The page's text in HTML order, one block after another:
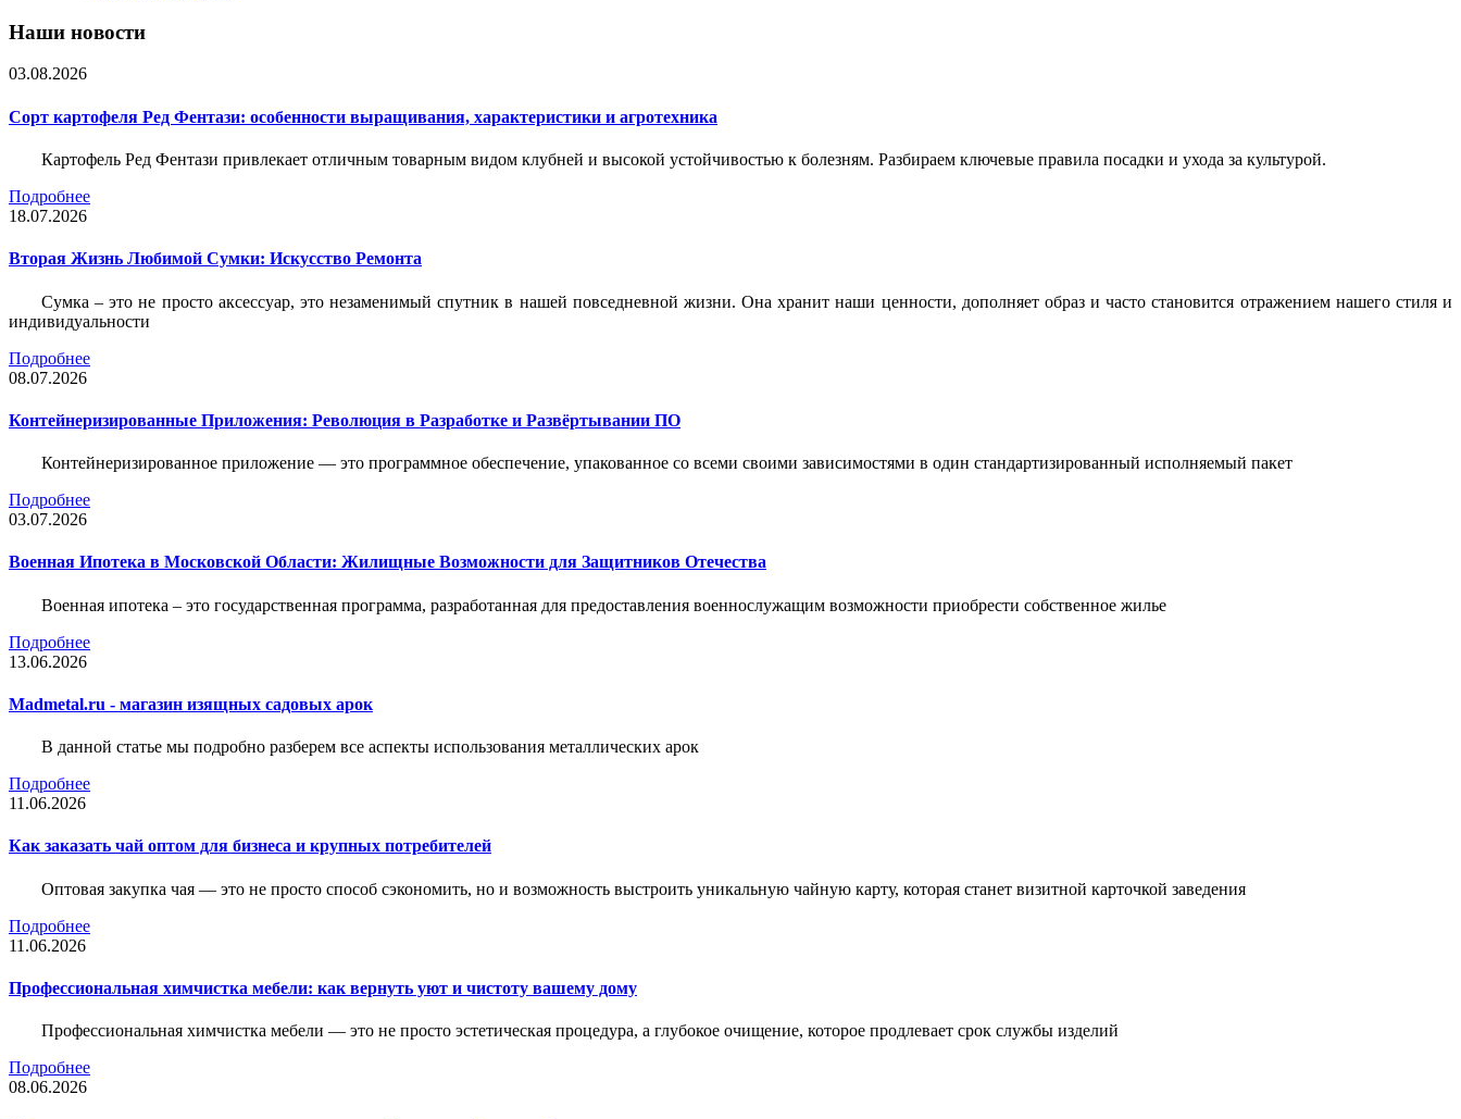
Наши новости
03.08.2026
Сорт картофеля Ред Фентази: особенности выращивания, характеристики и агротехника
Картофель Ред Фентази привлекает отличным товарным видом клубней и высокой устойчивостью к болезням. Разбираем ключевые правила посадки и ухода за культурой.
Подробнее
18.07.2026
Вторая Жизнь Любимой Сумки: Искусство Ремонта
Сумка – это не просто аксессуар, это незаменимый спутник в нашей повседневной жизни. Она хранит наши ценности, дополняет образ и часто становится отражением нашего стиля и
индивидуальности
Подробнее
08.07.2026
Контейнеризированные Приложения: Революция в Разработке и Развёртывании ПО
Контейнеризированное приложение — это программное обеспечение, упакованное со всеми своими зависимостями в один стандартизированный исполняемый пакет
Подробнее
03.07.2026
Военная Ипотека в Московской Области: Жилищные Возможности для Защитников Отечества
Военная ипотека – это государственная программа, разработанная для предоставления военнослужащим возможности приобрести собственное жилье
Подробнее
13.06.2026
Madmetal.ru - магазин изящных садовых арок
В данной статье мы подробно разберем все аспекты использования металлических арок
Подробнее
11.06.2026
Как заказать чай оптом для бизнеса и крупных потребителей
Оптовая закупка чая — это не просто способ сэкономить, но и возможность выстроить уникальную чайную карту, которая станет визитной карточкой заведения
Подробнее
11.06.2026
Профессиональная химчистка мебели: как вернуть уют и чистоту вашему дому
Профессиональная химчистка мебели — это не просто эстетическая процедура, а глубокое очищение, которое продлевает срок службы изделий
Подробнее
08.06.2026